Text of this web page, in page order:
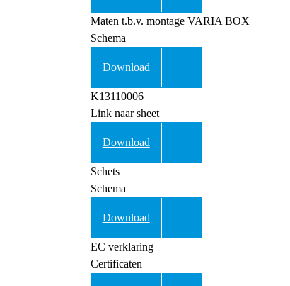
Maten t.b.v. montage VARIA BOX
Schema
Download
K13110006
Link naar sheet
Download
Schets
Schema
Download
EC verklaring
Certificaten